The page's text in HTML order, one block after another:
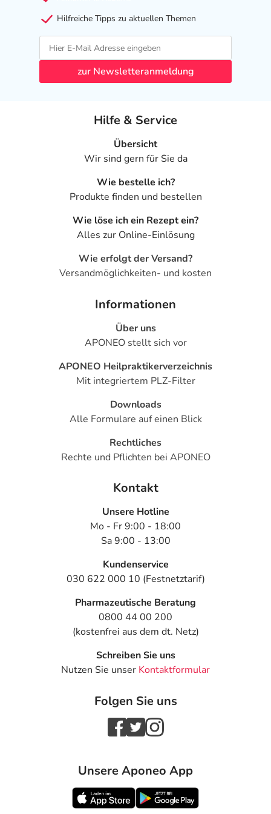
- Blutungen an Punktionsstellen
- Thrombozytopenie (Verminderung der Anzahl der
Blutplättchen)
- Leukopenie (Verminderung der Anzahl der weißen
Blutkörperchen)
- Missempfindungen
- Blutungen im Auge
- Blähungen
- Ausscheidung von Blutbestandteilen mit dem Urin
- Verlängerung der Blutungszeit
- Magenschleimhautentzündung
- Verminderte Anzahl bestimmter weißer Blutkörperchen
Veränderung während der Behandlung, wenden Sie sich
an Ihren Arzt oder Apotheker.
Für die Information an dieser Stelle werden vor allem
einem von 1.000 behandelten Patienten auftreten.
Personen Einzeldosis
Kombination mit
anderen Arzneimitteln:
und ältere
Patienten
periphere arterielle
und ältere
Patienten
anderen Arzneimitteln:
Erwachsene
Hilfreiche Tipps zu aktuellen Themen
zur Newsletteranmeldung
Hilfe & Service
Übersicht
Wir sind gern für Sie da
Wie bestelle ich?
Produkte finden und bestellen
Wie löse ich ein Rezept ein?
Alles zur Online-Einlösung
Wie erfolgt der Versand?
Versandmöglichkeiten- und kosten
Informationen
Über uns
APONEO stellt sich vor
APONEO Heilpraktikerverzeichnis
Mit integriertem PLZ-Filter
Downloads
Alle Formulare auf einen Blick
Rechtliches
Rechte und Pflichten bei APONEO
Kontakt
Unsere Hotline
Mo - Fr 9:00 - 18:00
Sa 9:00 - 13:00
Kundenservice
030 622 000 10 (Festnetztarif)
Pharmazeutische Beratung
0800 44 00 200
(kostenfrei aus dem dt. Netz)
Schreiben Sie uns
Nutzen Sie unser Kontaktformular
Folgen Sie uns
Unsere Aponeo App